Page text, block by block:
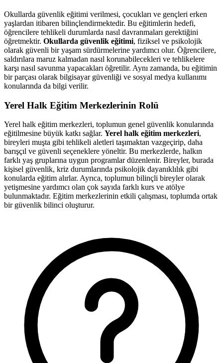
Okullarda güvenlik eğitimi verilmesi, çocukları ve gençleri erken
yaşlardan itibaren bilinçlendirmektedir. Bu eğitimlerin hedefi,
öğrencilere tehlikeli durumlarda nasıl davranmaları gerektiğini
öğretmektir. Okullarda güvenlik eğitimi, fiziksel ve psikolojik
olarak güvenli bir yaşam sürdürmelerine yardımcı olur. Öğrencilere,
saldırılara maruz kalmadan nasıl korunabilecekleri ve tehlikelere
karşı nasıl savunma yapacakları öğretilir. Aynı zamanda, bu eğitimin
bir parçası olarak bilgisayar güvenliği ve sosyal medya kullanımı
konularında da bilgi verilir.
Yerel Halk Eğitim Merkezlerinin Rolü
Yerel halk eğitim merkezleri, toplumun genel güvenlik konularında
eğitilmesine büyük katkı sağlar. Yerel halk eğitim merkezleri,
bireyleri muşta gibi tehlikeli aletleri taşımaktan vazgeçirip, daha
barışçıl ve güvenli seçeneklere yöneltir. Bu merkezlerde, halkın
farklı yaş gruplarına uygun programlar düzenlenir. Bireyler, burada
kişisel güvenlik, kriz durumlarında psikolojik dayanıklılık gibi
konularda eğitim alırlar. Ayrıca, toplumun bilinçli bireyler olarak
yetişmesine yardımcı olan çok sayıda farklı kurs ve atölye
bulunmaktadır. Eğitim merkezlerinin etkili çalışması, toplumda ortak
bir güvenlik bilinci oluşturur.